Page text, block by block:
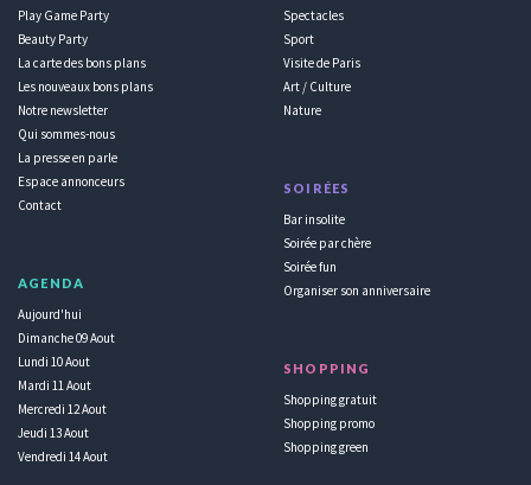
Play Game Party
Beauty Party
La carte des bons plans
Les nouveaux bons plans
Notre newsletter
Qui sommes-nous
La presse en parle
Espace annonceurs
Contact
AGENDA
Aujourd'hui
Dimanche 09 Aout
Lundi 10 Aout
Mardi 11 Aout
Mercredi 12 Aout
Jeudi 13 Aout
Vendredi 14 Aout
Spectacles
Sport
Visite de Paris
Art / Culture
Nature
SOIRÉES
Bar insolite
Soirée par chère
Soirée fun
Organiser son anniversaire
SHOPPING
Shopping gratuit
Shopping promo
Shopping green